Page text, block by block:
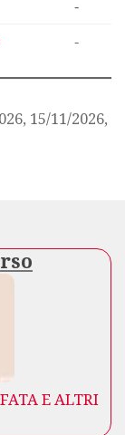
15/11/2026,
E ALTRI